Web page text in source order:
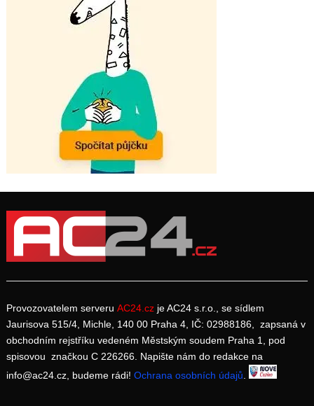
Provozovatelem serveru AC24.cz je AC24 s.r.o., se sídlem
Jaurisova 515/4, Michle, 140 00 Praha 4, IČ: 02988186, zapsaná v
obchodním rejstříku vedeném Městským soudem Praha 1, pod
spisovou značkou C 226266. Napište nám do redakce na
info@ac24.cz, budeme rádi! Ochrana osobních údajů